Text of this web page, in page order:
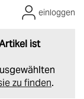
ist
zu finden.
einloggen